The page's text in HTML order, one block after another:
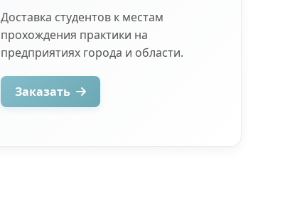
Доставка студентов к местам
прохождения практики на
предприятиях города и области.
Заказать